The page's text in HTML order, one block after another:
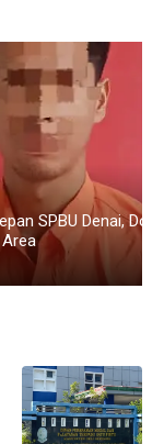
Doni Chaniago